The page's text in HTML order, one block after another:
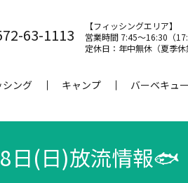
63-1113
【フィッシングエリア】
営業時間 7:45～16:30（
定休日：年中無休（夏季休
シング キャンプ バーベキュー
日(日)放流情報🐟